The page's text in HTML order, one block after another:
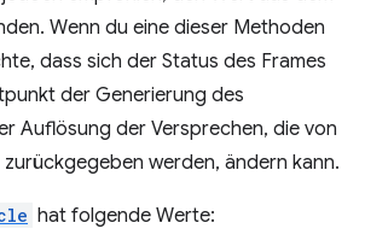
Wenn du eine dieser Methoden
dass sich der Status des Frames
der Generierung des
Auflösung der Versprechen, die von
werden, ändern kann.
hat folgende Werte: